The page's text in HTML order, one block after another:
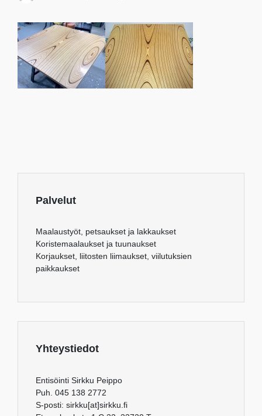
Palvelut
Maalaustyöt, petsaukset ja lakkaukset
Koristemaalaukset ja tuunaukset
Korjaukset, liitosten liimaukset, viilutuksien
paikkaukset
Yhteystiedot
Entisöinti Sirkku Peippo
Puh. 045 138 2772
S-posti: sirkku[at]sirkku.fi